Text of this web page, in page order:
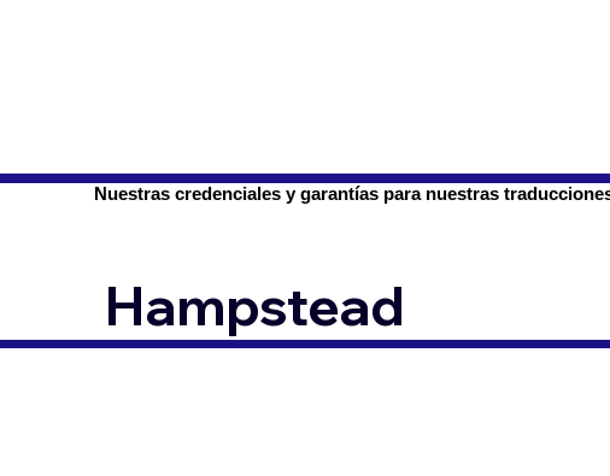
Nuestras credenciales y garantías para nuestras
Hampstead